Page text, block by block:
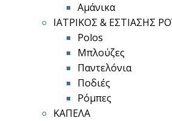
Αμάνικα
ΙΑΤΡΙΚΟΣ & ΕΣΤΙΑΣΗΣ
Polos
Μπλούζες
Παντελόνια
Ποδιές
Ρόμπες
ΚΑΠΕΛΑ